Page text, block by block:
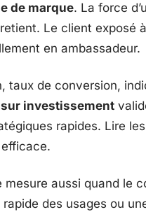
de marque. La force
Le client exposé
en ambassadeur.
taux de conversion,
investissement
rapides. Lire
mesure aussi quand le
des usages ou